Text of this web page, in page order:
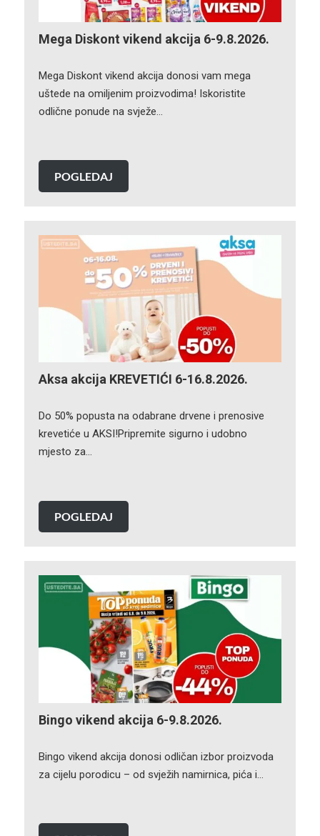
Mega Diskont vikend akcija 6-9.8.2026.
Mega Diskont vikend akcija donosi vam mega
uštede na omiljenim proizvodima! Iskoristite
odlične ponude na svježe…
POGLEDAJ
Aksa akcija KREVETIĆI 6-16.8.2026.
Do 50% popusta na odabrane drvene i prenosive
krevetiće u AKSI!Pripremite sigurno i udobno
mjesto za…
POGLEDAJ
Bingo vikend akcija 6-9.8.2026.
Bingo vikend akcija donosi odličan izbor proizvoda
za cijelu porodicu – od svježih namirnica, pića i…